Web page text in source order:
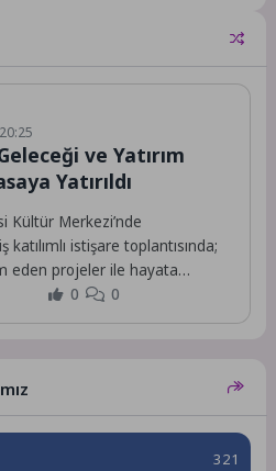
ve Yatırım
Yatırıldı
Kültür Merkezi’nde
istişare toplantısında;
eden projeler ile hayata
yatırımlar,...
0 0
321